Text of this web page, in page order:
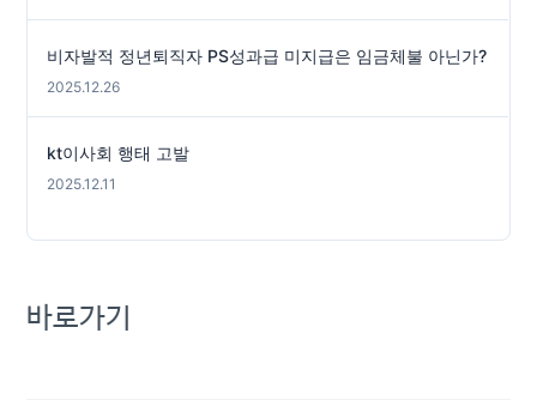
비자발적 정년퇴직자 PS성과급 미지급은 임금체불 아닌가?
2025.12.26
kt이사회 행태 고발
2025.12.11
바로가기